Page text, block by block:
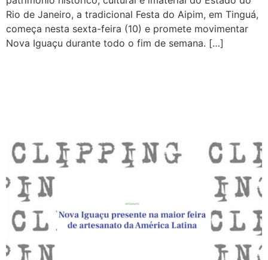
Rio de Janeiro, a tradicional Festa do Aipim, em Tinguá,
começa nesta sexta-feira (10) e promete movimentar
Nova Iguaçu durante todo o fim de semana. […]